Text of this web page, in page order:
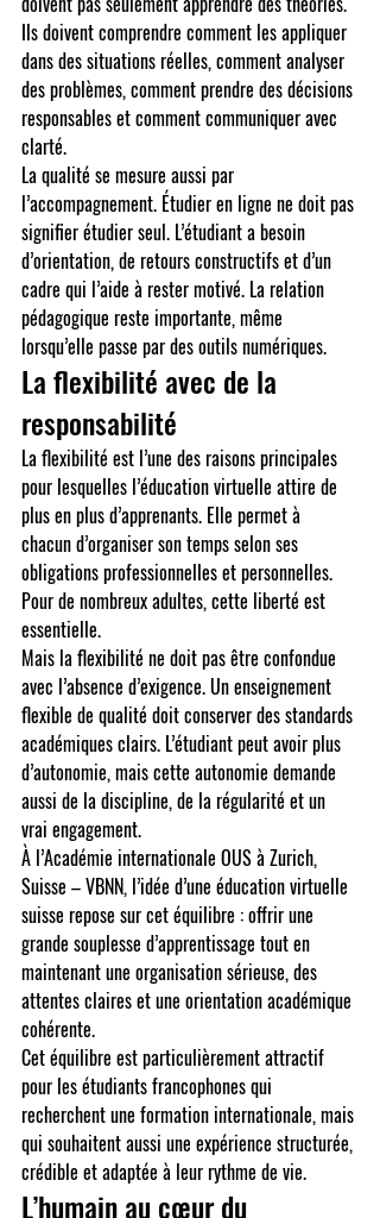
Ils doivent comprendre comment les appliquer
dans des situations réelles, comment analyser
des problèmes, comment prendre des décisions
responsables et comment communiquer avec
clarté.
La qualité se mesure aussi par
l’accompagnement. Étudier en ligne ne doit pas
signifier étudier seul. L’étudiant a besoin
d’orientation, de retours constructifs et d’un
cadre qui l’aide à rester motivé. La relation
pédagogique reste importante, même
lorsqu’elle passe par des outils numériques.
La flexibilité avec de la
responsabilité
La flexibilité est l’une des raisons principales
pour lesquelles l’éducation virtuelle attire de
plus en plus d’apprenants. Elle permet à
chacun d’organiser son temps selon ses
obligations professionnelles et personnelles.
Pour de nombreux adultes, cette liberté est
essentielle.
Mais la flexibilité ne doit pas être confondue
avec l’absence d’exigence. Un enseignement
flexible de qualité doit conserver des standards
académiques clairs. L’étudiant peut avoir plus
d’autonomie, mais cette autonomie demande
aussi de la discipline, de la régularité et un
vrai engagement.
À l’Académie internationale OUS à Zurich,
Suisse – VBNN, l’idée d’une éducation virtuelle
suisse repose sur cet équilibre : offrir une
grande souplesse d’apprentissage tout en
maintenant une organisation sérieuse, des
attentes claires et une orientation académique
cohérente.
Cet équilibre est particulièrement attractif
pour les étudiants francophones qui
recherchent une formation internationale, mais
qui souhaitent aussi une expérience structurée,
crédible et adaptée à leur rythme de vie.
L’humain au cœur du